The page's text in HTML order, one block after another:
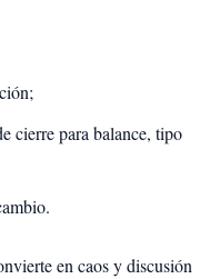
cierre para balance, tipo
en caos y discusión